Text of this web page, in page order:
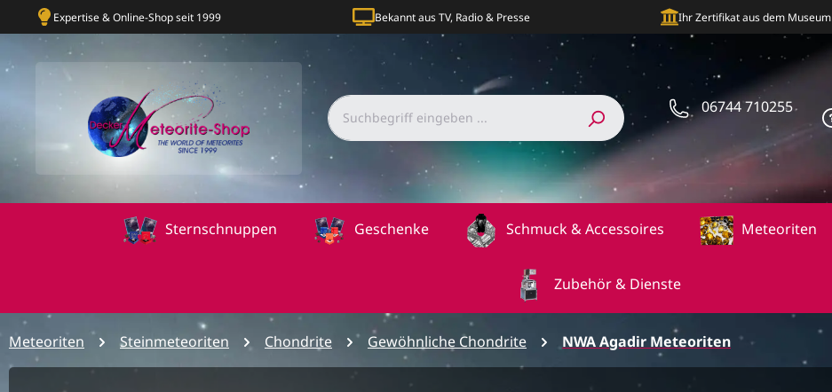
Expertise & Online-Shop seit 1999 Bekannt aus TV, Radio & Presse Ihr Zertifikat aus dem Museum
06744 710255
Sternschnuppen Geschenke Schmuck & Accessoires Meteoriten
Zubehör & Dienste
Meteoriten Steinmeteoriten Chondrite Gewöhnliche Chondrite NWA Agadir Meteoriten